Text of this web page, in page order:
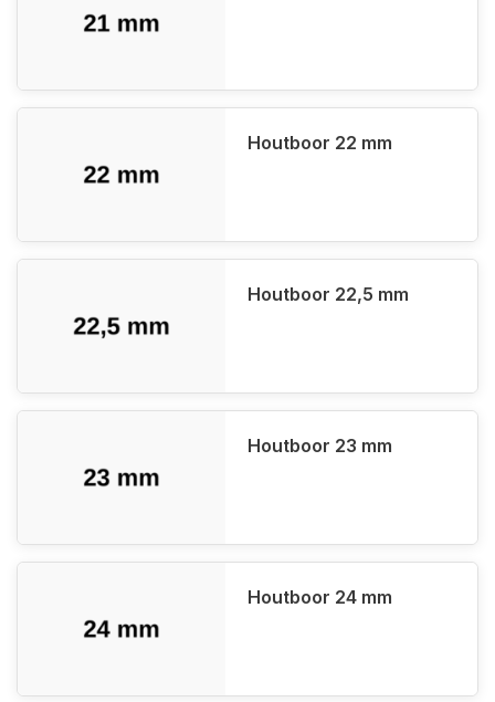
Houtboor 22 mm
Houtboor 22,5 mm
Houtboor 23 mm
Houtboor 24 mm